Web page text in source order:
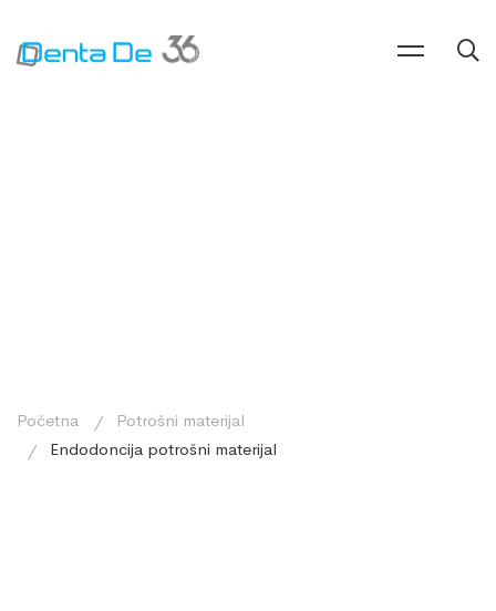
Početna
Potrošni materijal
Endodoncija potrošni materijal